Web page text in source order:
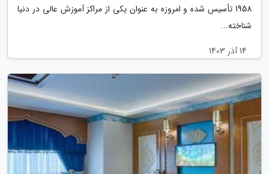
1958 تأسیس شده و امروزه به عنوان یکی از مراکز آموزش عالی در دنیا
شناخته...
14 آذر 1403